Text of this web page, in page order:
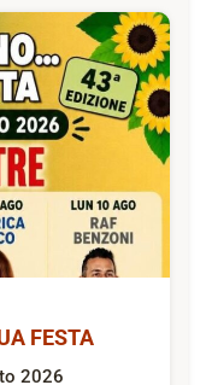
FESTA
2026